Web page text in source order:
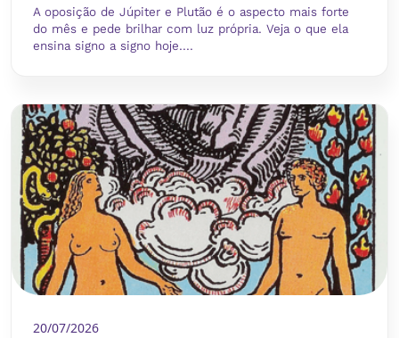
A oposição de Júpiter e Plutão é o aspecto mais forte
do mês e pede brilhar com luz própria. Veja o que ela
ensina signo a signo hoje....
20/07/2026